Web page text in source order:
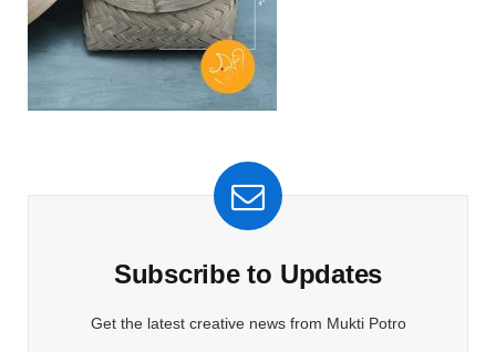
Subscribe to Updates
Get the latest creative news from Mukti Potro